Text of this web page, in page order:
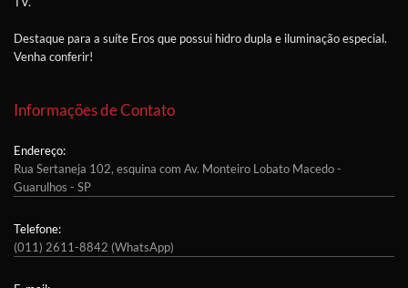
Destaque para a suíte Eros que possui hidro dupla e iluminação especial.
Venha conferir!
Informações de Contato
Endereço:
Rua Sertaneja 102, esquina com Av. Monteiro Lobato Macedo -
Guarulhos - SP
Telefone:
(011) 2611-8842 (WhatsApp)